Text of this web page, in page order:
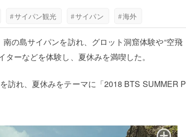
#サイパン観光 #サイパン #海外
の島サイパンを訪れ、グロット洞窟体験や“空飛
ーなどを体験し、夏休みを満喫した。
訪れ、夏休みをテーマに「2018 BTS SUMMER P